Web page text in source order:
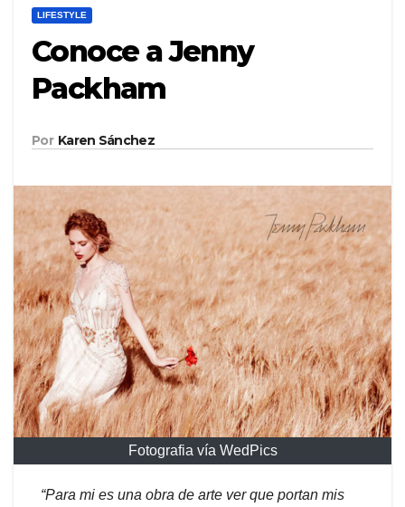
LIFESTYLE
Conoce a Jenny
Packham
Por Karen Sánchez
Fotografia vía WedPics
“Para mi es una obra de arte ver que portan mis